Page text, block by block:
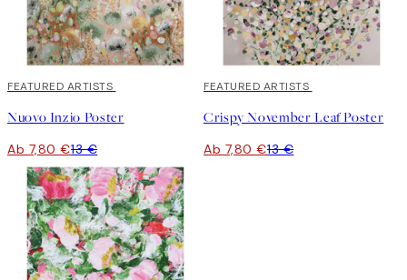
40%*
FEATURED ARTISTS
Nuovo Inzio Poster
Ab 7,80 €13 €
40%*
FEATURED ARTISTS
Crispy November Leaf Poster
Ab 7,80 €13 €